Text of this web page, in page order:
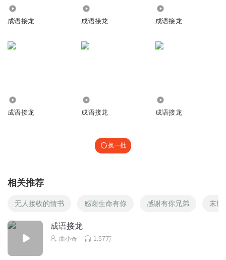
成语接龙 成语接龙 成语接龙
成语接龙 成语接龙 成语接龙
换一批
相关推荐
无人接收的情书 感谢生命有你 感谢有你兄弟 末世
成语接龙
曲小奇 1.57万